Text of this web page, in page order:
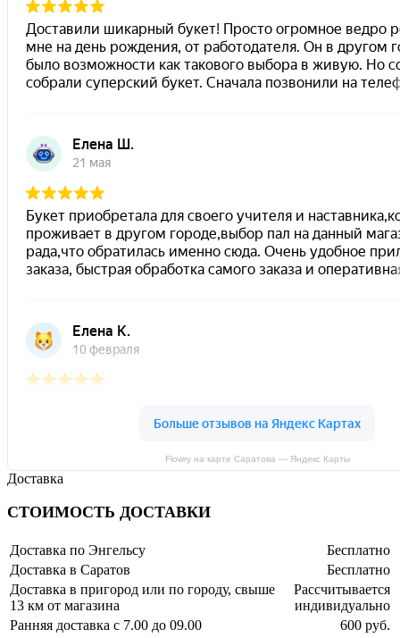
Flowry на карте Саратова — Яндекс Карты
Доставка
СТОИМОСТЬ ДОСТАВКИ
Доставка по Энгельсу
Бесплатно
Доставка в Саратов
Бесплатно
Доставка в пригород или по городу, свыше
13 км от магазина
Рассчитывается
индивидуально
Ранняя доставка с 7.00 до 09.00
600 руб.